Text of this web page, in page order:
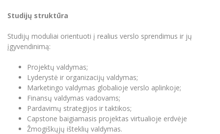
Studijų struktūra
Studijų moduliai orientuoti į realius verslo sprendimus ir jų
įgyvendinimą:
Projektų valdymas;
Lyderystė ir organizacijų valdymas;
Marketingo valdymas globalioje verslo aplinkoje;
Finansų valdymas vadovams;
Pardavimų strategijos ir taktikos;
Capstone baigiamasis projektas virtualioje erdvėje
Žmogiškųjų išteklių valdymas.